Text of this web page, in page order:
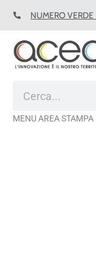
NUMERO
MENU AREA STAMPA